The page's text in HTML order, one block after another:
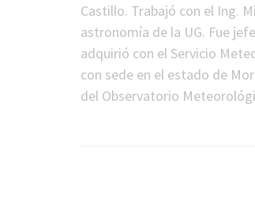
Castillo. Trabajó con el Ing.
astronomía de la UG. Fue
adquirió con el Servicio
con sede en el estado de
del Observatorio